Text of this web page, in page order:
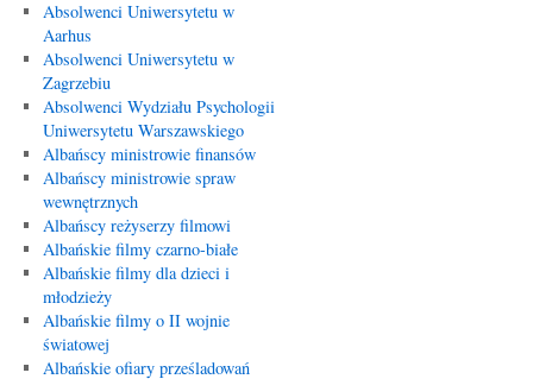
Absolwenci Uniwersytetu w
Aarhus
Absolwenci Uniwersytetu w
Zagrzebiu
Absolwenci Wydziału Psychologii
Uniwersytetu Warszawskiego
Albańscy ministrowie finansów
Albańscy ministrowie spraw
wewnętrznych
Albańscy reżyserzy filmowi
Albańskie filmy czarno-białe
Albańskie filmy dla dzieci i
młodzieży
Albańskie filmy o II wojnie
światowej
Albańskie ofiary prześladowań